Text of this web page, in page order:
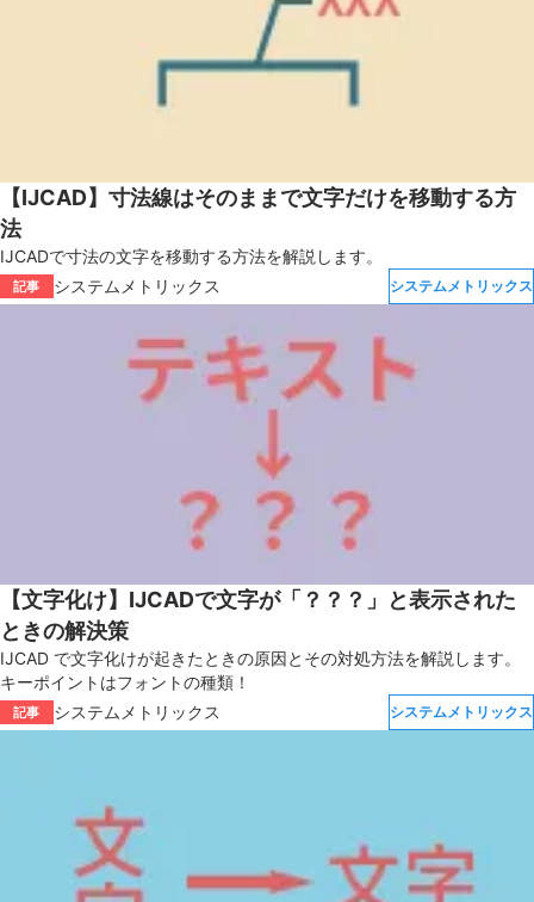
【IJCAD】寸法線はそのままで文字だけを移動する方
法
IJCADで寸法の文字を移動する方法を解説します。
記事 システムメトリックス システムメトリックス
【文字化け】IJCADで文字が「？？？」と表示された
ときの解決策
IJCAD で文字化けが起きたときの原因とその対処方法を解説します。
キーポイントはフォントの種類！
記事 システムメトリックス システムメトリックス